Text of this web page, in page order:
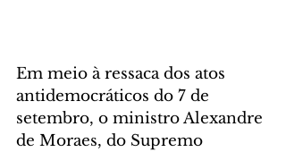
Em meio à ressaca dos atos
antidemocráticos do 7 de
setembro, o ministro Alexandre
de Moraes, do Supremo